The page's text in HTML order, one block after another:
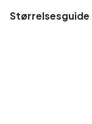
Størrelsesguide